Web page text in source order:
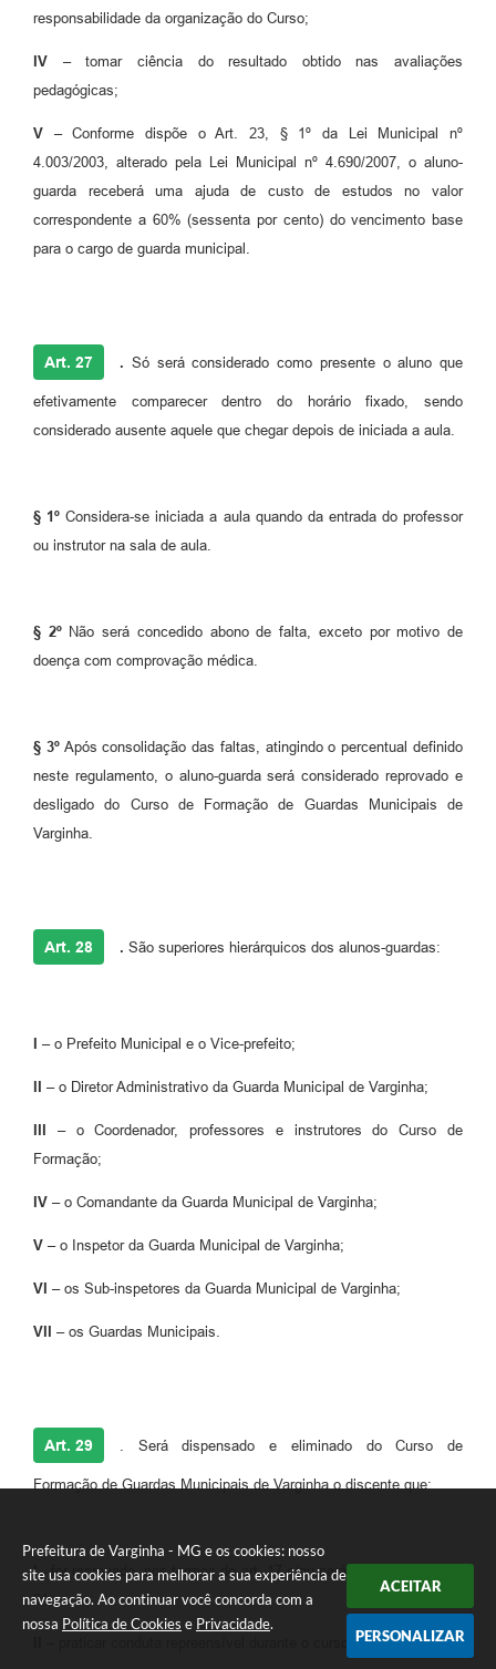
Prefeitura de Varginha - MG e os cookies: nosso
site usa cookies para melhorar a sua experiência de
navegação. Ao continuar você concorda com a
nossa Política de Cookies e Privacidade.
ACEITAR
PERSONALIZAR
responsabilidade da organização do Curso;
IV –tomar ciência do resultado obtido nas avaliações
pedagógicas;
V –Conforme dispõe o Art. 23, § 1º da Lei Municipal nº
4.003/2003, alterado pela Lei Municipal nº 4.690/2007, o aluno-
guarda receberá uma ajuda de custo de estudos no valor
correspondente a 60% (sessenta por cento) do vencimento base
para o cargo de guarda municipal.
Art. 27 . Só será considerado como presente o aluno que
efetivamente comparecer dentro do horário fixado, sendo
considerado ausente aquele que chegar depois de iniciada a aula.
§ 1º Considera-se iniciada a aula quando da entrada do professor
ou instrutor na sala de aula.
§ 2ºNão será concedido abono de falta, exceto por motivo de
doença com comprovação médica.
§ 3ºApós consolidação das faltas, atingindo o percentual definido
neste regulamento, o aluno-guarda será considerado reprovado e
desligado do Curso de Formação de Guardas Municipais de
Varginha.
Art. 28 . São superiores hierárquicos dos alunos-guardas:
I – o Prefeito Municipal e o Vice-prefeito;
II – o Diretor Administrativo da Guarda Municipal de Varginha;
III –o Coordenador, professores e instrutores do Curso de
Formação;
IV –o Comandante da Guarda Municipal de Varginha;
V – o Inspetor da Guarda Municipal de Varginha;
VI –os Sub-inspetores da Guarda Municipal de Varginha;
VII – os Guardas Municipais.
Art. 29 . Será dispensado e eliminado do Curso de
Formação de Guardas Municipais de Varginha o discente que:
I - for reprovado, nos termos do art. 17 e/ou parágrafo único do art.
21;